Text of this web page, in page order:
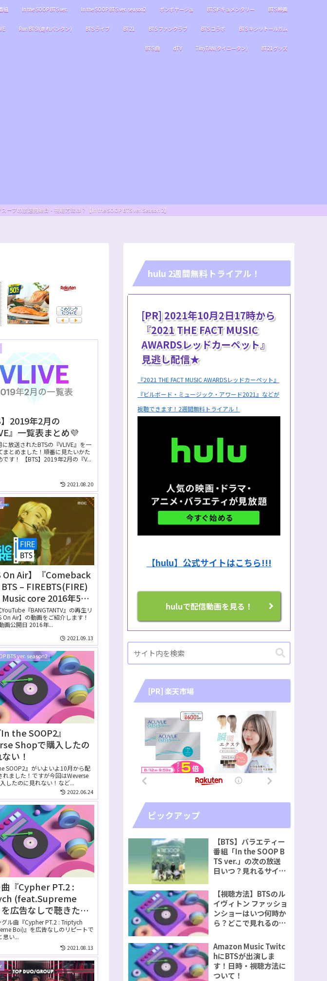
組 In the SOOP BTS ver. In the SOOP BTS ver. season2 ボンボヤージュ BTSドキュメンタリー BTS 映画
Run BTS!(走れバンタン) BTS ライブ BT21 BTS ファンクラブ BTS コラボ BTS キシリトールガム
BTS 曲 dTV TinyTAN(タイニータン) BT21グッズ
ープの放送開始日・視聴方法は？【In the SOOP BTS ver. Season 2】
】2019年2月の
』一覧表まとめ💜
放送されたBTSの『VLIVE』を一
まとめました！順番に見たいかた
です！ 【BTS】2019年2月の『V...
2021.08.20
On Air】『Comeback
– FIREBTS(FIRE)
core 2016年5月
YouTubeに公開され
画】
『BANGTANTV』の再生リ
On Air】の動画をご紹介します！
画公開日 2016年...
2021.09.13
BTS ver. season2
the SOOP2』
Shopで購入したの
い！
SOOP2』がいよいよ10月から配
れました！ですが今回はWeverse
したのに見れない！など...
2022.06.24
曲『Cypher PT.2 :
(feat.Supreme
広告なしで聴きた
Music
の無料お試しでリ
グル曲『Cypher PT.2 : Triptych
Boi)』を広告なしのリピートで
思い...
2021.08.13
hulu 2週間無料トライアル！
[PR] 2021年10月2日17時から
『2021 THE FACT MUSIC
AWARDSレッドカーペット』
見逃し配信★
『2021 THE FACT MUSIC AWARDSレッドカーペット』
『ビルボード・ミュージック・アワード2021』などが
視聴できます！2週間無料トライアル！
【hulu】公式サイトはこちら!!!
huluで配信動画を見る！
[PR] 楽天市場
ピックアップ
【BTS】バラエティー
番組「In the SOOP B
TS ver.」の次の放送
日いつ？見れるサイト
【視聴方法】BTSのル
イヴィトン ファッショ
ンショーはいつ何時か
ら？どこで見れるの？
Amazon Music Twitc
hにBTSが出演しま
す！日時・視聴方法に
ついて！